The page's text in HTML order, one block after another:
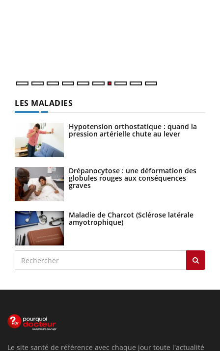
LES MALADIES
Hypotension orthostatique : quand la
pression artérielle chute au lever
Drépanocytose : une déformation des
globules rouges aux conséquences
graves
Maladie de Charcot (Sclérose latérale
amyotrophique)
Le site santé de référence avec chaque jour toute l'actualité